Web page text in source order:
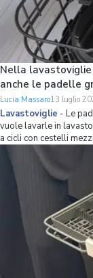
Nella lavastoviglie
anche le padelle
Lucia Massaro13 luglio
Lavastoviglie - Le
vuole lavarle in
a cicli con cestelli
mettere più stoviglie
questo problema,